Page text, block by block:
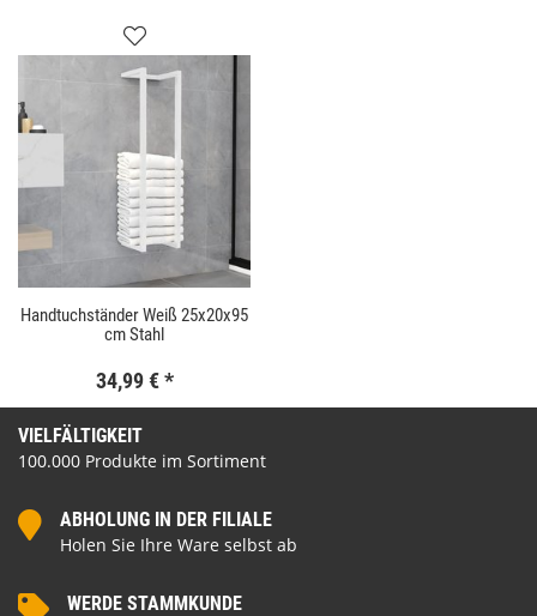
Handtuchständer Weiß 25x20x95
cm Stahl
34,99 € *
VIELFÄLTIGKEIT
100.000 Produkte im Sortiment
ABHOLUNG IN DER FILIALE
Holen Sie Ihre Ware selbst ab
WERDE STAMMKUNDE